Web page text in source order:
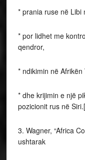
* prania ruse në Libi
* por lidhet me
qendror,
* ndikimin në Afrikën
* dhe krijimin e një
pozicionit rus në
3. Wagner, “Africa
ushtarak